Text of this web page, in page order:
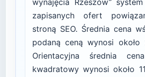
wynajęcia Rzeszów”
zapisanych ofert
stroną SEO. Średnia cena
podaną ceną wynosi około
Orientacyjna średnia
kwadratowy wynosi około